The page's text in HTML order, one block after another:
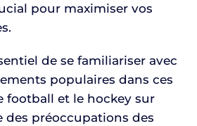
pour maximiser vos
de se familiariser avec
populaires dans ces
football et le hockey sur
des préoccupations des